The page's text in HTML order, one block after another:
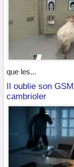
que les...
Il oublie son
cambrioler